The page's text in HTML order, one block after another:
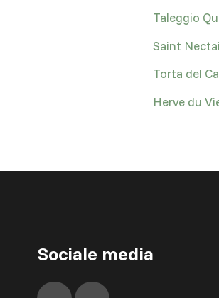
Taleggio
Saint
Torta del
Herve du
Sociale media